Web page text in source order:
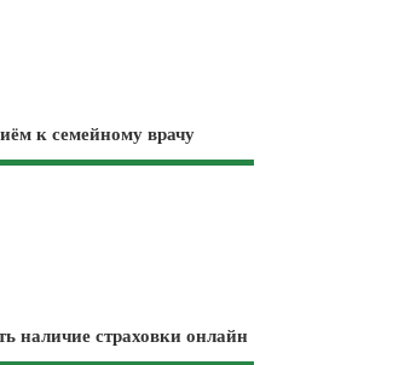
к семейному врачу
наличие страховки онлайн